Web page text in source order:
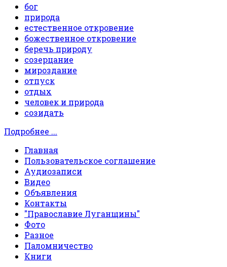
бог
природа
естественное откровение
божественное откровение
беречь природу
созерцание
мироздание
отпуск
отдых
человек и природа
созидать
Подробнее ...
Главная
Пользовательское соглашение
Аудиозаписи
Видео
Объявления
Контакты
"Православие Луганщины"
Фото
Разное
Паломничество
Книги